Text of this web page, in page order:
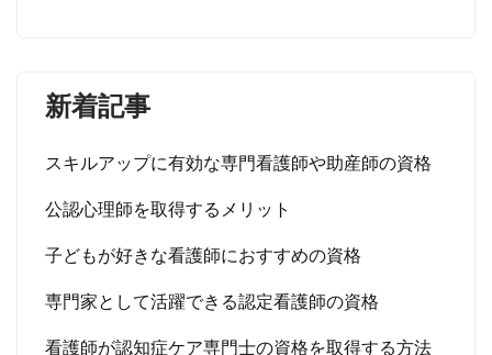
新着記事
スキルアップに有効な専門看護師や助産師の資格
公認心理師を取得するメリット
子どもが好きな看護師におすすめの資格
専門家として活躍できる認定看護師の資格
看護師が認知症ケア専門士の資格を取得する方法